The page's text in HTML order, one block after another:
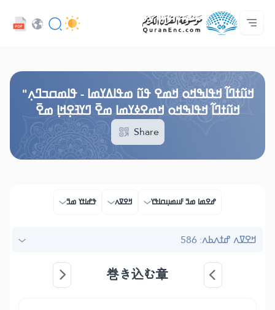
ߓߏ߬ߟߏ߲߬ߘߊ
ߘߟߊߡߌߘߊ ߟߎ߫ ߦߌ߬ߘߊ߬ߥߟߊ
Audio
ߟߊߥߙߎߞߌߓߊ߮ ߟߎ߬ ߗߋߢߊ߬ߟߌ - API
ߖߊ߬ߕߋ߬ߘߐ߬ߛߌ߮ ߞߊ߲߬ߞߎߡߊ
ߊ߲ ߟߊߛߐ߬ߘߐ߲߫ ߦߊ߲߬ ߝߍ߬
ߞߊ߲
ߞߎ߬ߙߣߊ߬ ߞߟߊߒߞߋ ߞߘߐ ߟߎ߬ ߘߟߊߡߌߘߊ - ߟߊߘߛߏߣߍ߲"
ߞߎ߬ߙߣߊ߬ ߞߟߊߒߞߋ ߞߘߐߦߌߘߊ ߘߐ߫ ߣߌߔߐ߲ߞߊ߲ ߘߐ߫
Share
ߝߐߘߊ ߘߏ߫ ߓߎߘߎ߲ߛߊߟߌ ߞߐߜߍ ߟߝߊߙߌ ߘߏ߫
ߞߐߜߍ ߝߙߍߕߍ: 586
巻き込む章